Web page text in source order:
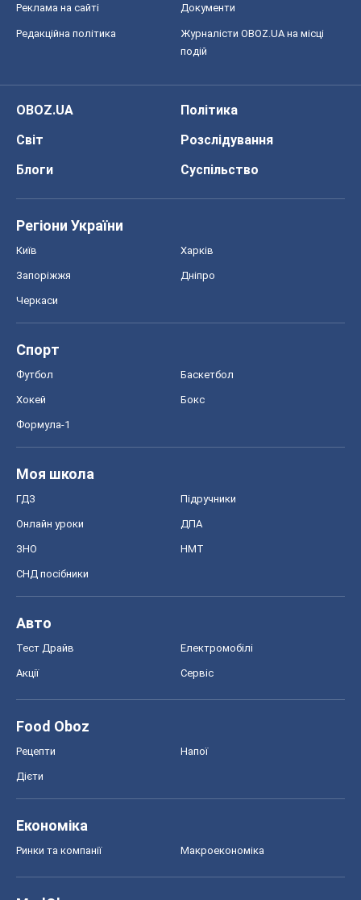
Реклама на сайті Документи
Редакційна політика
Журналісти OBOZ.UA на місці
подій
OBOZ.UA
Політика
Світ
Розслідування
Блоги
Суспільство
Регіони України
Київ Харків
Запоріжжя Дніпро
Черкаси
Спорт
Футбол Баскетбол
Хокей Бокс
Формула-1
Моя школа
ГДЗ Підручники
Онлайн уроки ДПА
ЗНО НМТ
СНД посібники
Авто
Тест Драйв Електромобілі
Акції Сервіс
Food Oboz
Рецепти Напої
Дієти
Економіка
Ринки та компанії Макроекономіка